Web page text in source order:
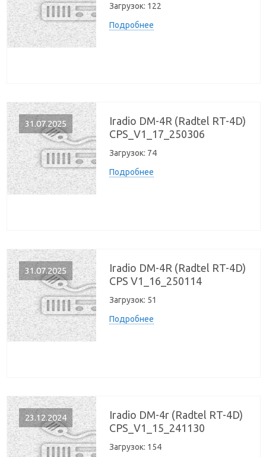
Загрузок: 122
Подробнее
31.07.2025
Iradio DM-4R (Radtel RT-4D)
CPS_V1_17_250306
Загрузок: 74
Подробнее
31.07.2025
Iradio DM-4R (Radtel RT-4D)
CPS V1_16_250114
Загрузок: 51
Подробнее
23.12.2024
Iradio DM-4r (Radtel RT-4D)
CPS_V1_15_241130
Загрузок: 154